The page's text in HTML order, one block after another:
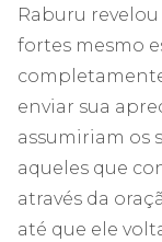
Raburu
fortes mesmo
enviar sua
assumiriam os
aqueles que
através da
até que ele